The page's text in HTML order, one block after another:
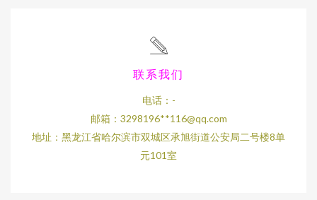
联系我们
电话：-
邮箱：3298196**116@qq.com
地址：黑龙江省哈尔滨市双城区承旭街道公安局二号楼8单
元101室